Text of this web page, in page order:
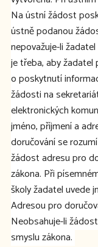
Na ústní žádost
ústně podanou
nepovažuje-li
je třeba, aby
o poskytnutí
žádosti na
elektronických
jméno, příjmení a
doručování se
žádost adresu pro
zákona. Při
školy žadatel uvede
Adresou pro
Neobsahuje-li
smyslu zákona.